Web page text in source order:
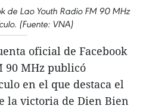
de Lao Youth Radio FM 90 MHz
(Fuente: VNA)
oficial de Facebook
90 MHz publicó
en el que destaca el
la victoria de Dien Bien